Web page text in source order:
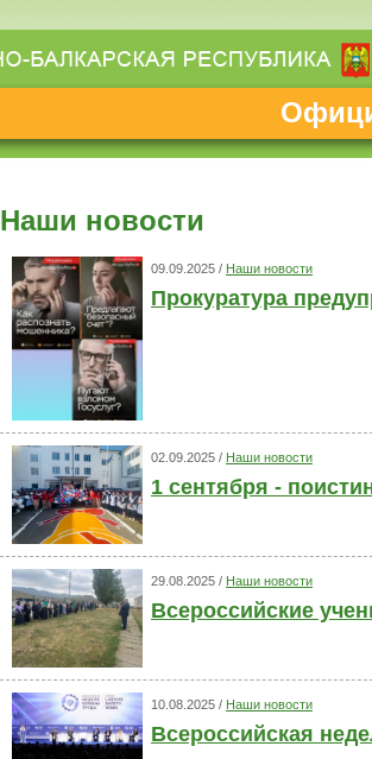
Наши новости
09.09.2025 / Наши новости
Прокуратура
02.09.2025 / Наши новости
1 сентября -
29.08.2025 / Наши новости
Всероссийские
10.08.2025 / Наши новости
Всероссийская